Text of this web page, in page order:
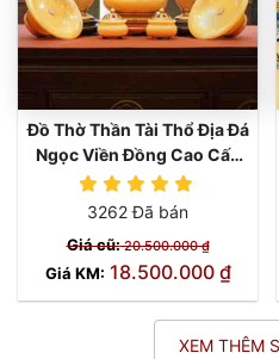
Đồ Thờ Thần Tài Thổ Địa Đá
Ngọc Viền Đồng Cao Cấp
GS1171
3262 Đã bán
Giá cũ:20.500.000 ₫
Giá KM: 18.500.000 ₫
XEM THÊM